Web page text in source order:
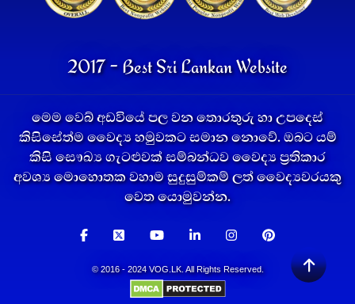
2017 - Best Sri Lankan Website
මෙම වෙබ් අඩවියේ පල වන තොරතුරු හා උපදෙස්
කිසිසේත්ම වෛද්‍ය හමුවකට සමාන නොවේ. ඔබට යම්
කිසි සෞඛ්‍ය ගැටළුවක් සම්බන්ධව වෛද්‍ය ප්‍රතිකාර
අවශ්‍ය මොහොතක වහාම සුදුසුම්කම් ලත් වෛද්‍යවරයකු
වෙත යොමුවන්න.
© 2016 - 2024 VOG.LK. All Rights Reserved.